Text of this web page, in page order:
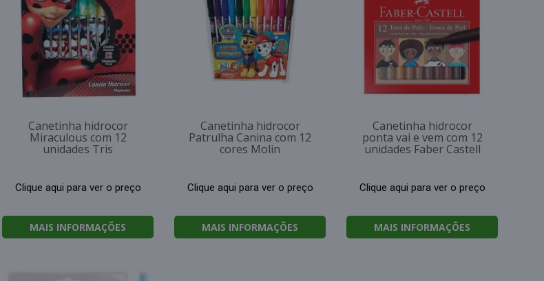
Canetinha hidrocor
Miraculous com 12
unidades Tris
Clique aqui para ver o preço
MAIS INFORMAÇÕES
Canetinha hidrocor
Patrulha Canina com 12
cores Molin
Clique aqui para ver o preço
MAIS INFORMAÇÕES
Canetinha hidrocor
ponta vai e vem com 12
unidades Faber Castell
Clique aqui para ver o preço
MAIS INFORMAÇÕES